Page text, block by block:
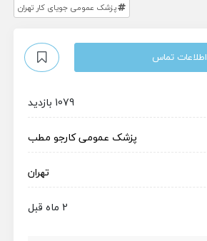
پزشک عمومی جویای کار تهران
اطلاعات تماس
1079 بازدید
پزشک عمومیکارجو مطب
تهران
2 ماه قبل